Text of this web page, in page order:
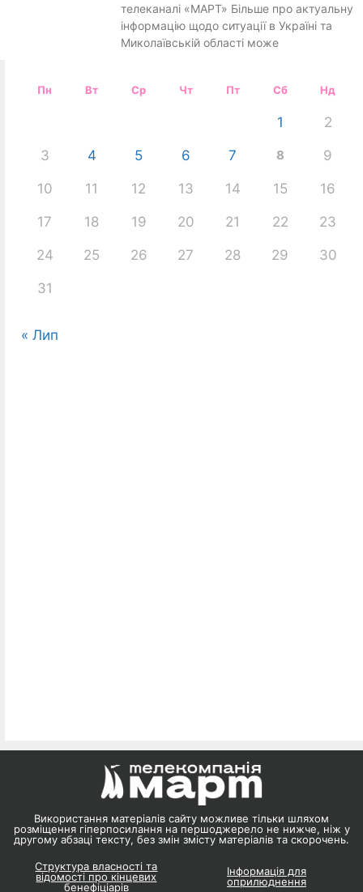
телеканалі «МАРТ» Більше про актуальну
інформацію щодо ситуації в Україні та
Миколаївській області може
Пн Вт Ср Чт Пт Сб Нд
1 2
3 4 5 6 7 8 9
10 11 12 13 14 15 16
17 18 19 20 21 22 23
24 25 26 27 28 29 30
31
« Лип
Використання матеріалів сайту можливе тільки шляхом
розміщення гіперпосилання на першоджерело не нижче, ніж у
другому абзаці тексту, без змін змісту матеріалів та скорочень.
Структура власності та
відомості про кінцевих
бенефіціарів
Інформація для
оприлюднення